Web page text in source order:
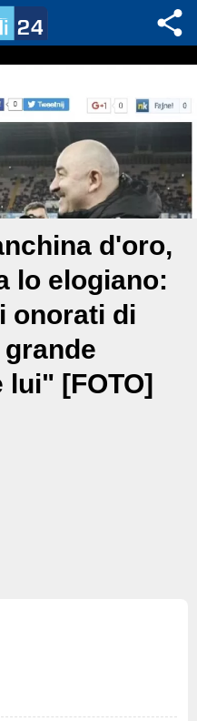
d'oro,
lo elogiano:
onorati di
lui" [FOTO]